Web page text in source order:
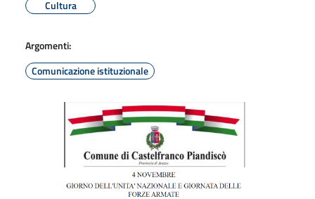
Cultura
Argomenti:
Comunicazione istituzionale